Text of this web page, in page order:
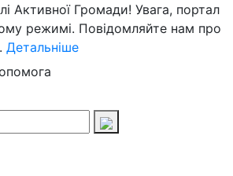
Активної Громади! Увага, портал
режимі. Повідомляйте нам про
Детальніше